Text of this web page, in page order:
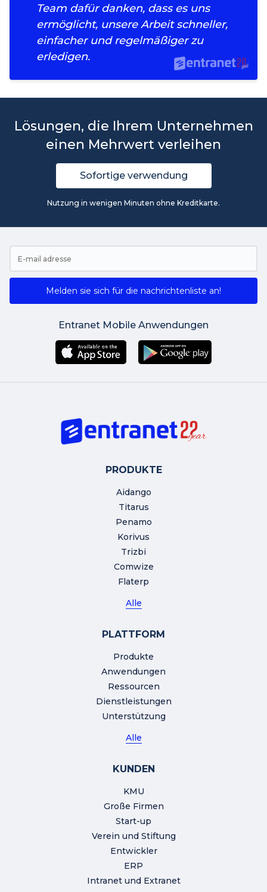
Team dafür danken, dass es uns
ermöglicht, unsere Arbeit schneller,
einfacher und regelmäßiger zu
erledigen.
Lösungen, die Ihrem Unternehmen
einen Mehrwert verleihen
Sofortige verwendung
Nutzung in wenigen Minuten ohne Kreditkarte.
Melden sie sich für die nachrichtenliste an!
Entranet Mobile Anwendungen
PRODUKTE
Aidango
Titarus
Penamo
Korivus
Trizbi
Comwize
Flaterp
Alle
PLATTFORM
Produkte
Anwendungen
Ressourcen
Dienstleistungen
Unterstützung
Alle
KUNDEN
KMU
Große Firmen
Start-up
Verein und Stiftung
Entwickler
ERP
Intranet und Extranet